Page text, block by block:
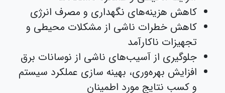
کاهش هزینه‌های نگهداری و مصرف انرژی
کاهش خطرات ناشی از مشکلات محیطی و
تجهیزات ناکارآمد
جلوگیری از آسیب‌های ناشی از نوسانات برق
افزایش بهره‌وری، بهینه سازی عملکرد سیستم
و کسب نتایج مورد اطمینان